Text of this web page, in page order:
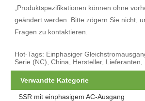
„Produktspezifikationen können ohne
geändert werden. Bitte zögern Sie nicht,
Fragen zu kontaktieren.
Hot-Tags: Einphasiger
Serie (NC), China, Hersteller,
Verwandte Kategorie
SSR mit einphasigem AC-Ausgang